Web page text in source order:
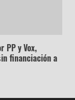
PP y Vox,
financiación a